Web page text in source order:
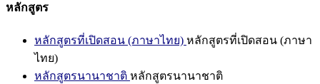
หลักสูตร
หลักสูตรที่เปิดสอน (ภาษาไทย) หลักสูตรที่เปิดสอน (ภาษา
ไทย)
หลักสูตรนานาชาติ หลักสูตรนานาชาติ